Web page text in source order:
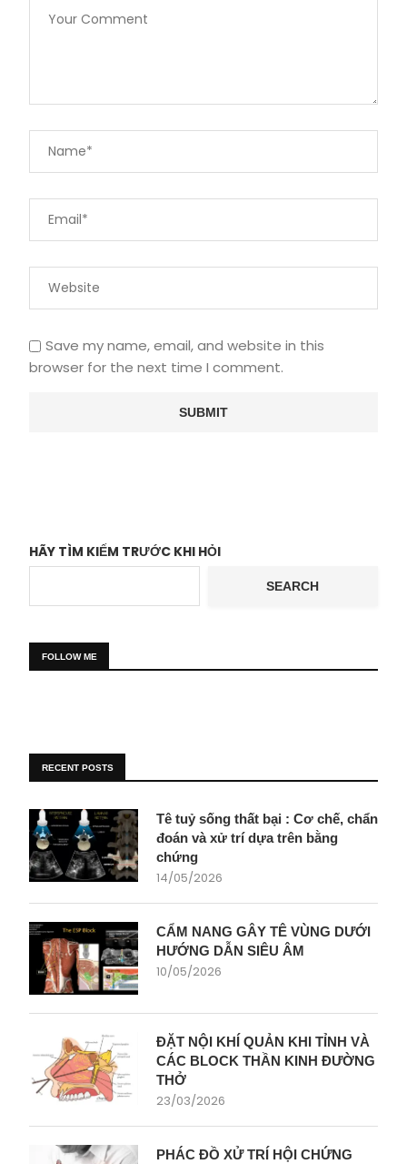
Save my name, email, and website in this
browser for the next time I comment.
HÃY TÌM KIẾM TRƯỚC KHI HỎI
SEARCH
FOLLOW ME
RECENT POSTS
Tê tuỷ sống thất bại : Cơ chế, chẩn
đoán và xử trí dựa trên bằng
chứng
14/05/2026
CẨM NANG GÂY TÊ VÙNG DƯỚI
HƯỚNG DẪN SIÊU ÂM
10/05/2026
ĐẶT NỘI KHÍ QUẢN KHI TỈNH VÀ
CÁC BLOCK THẦN KINH ĐƯỜNG
THỞ
23/03/2026
PHÁC ĐỒ XỬ TRÍ HỘI CHỨNG